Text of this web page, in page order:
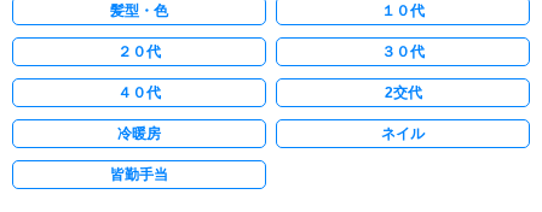
髪型・色 １０代
２０代 ３０代
４０代 2交代
冷暖房 ネイル
皆勤手当